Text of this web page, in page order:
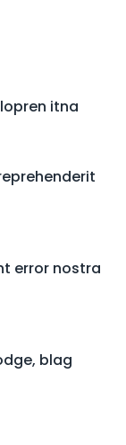
itna
error nostra
blag